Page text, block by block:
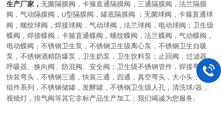
生产厂家，无菌隔膜阀 ，卡箍直通隔膜阀，三通隔膜阀，法兰隔膜
阀，气动隔膜阀， U型隔膜阀，罐底隔膜阀 ；无菌球阀 ，卡箍直通球
阀，螺纹球阀，焊接球阀，气动球阀，法兰球阀，电动球阀 ；卫生级
蝶阀 ，焊接蝶阀，卡箍直通蝶阀，螺纹蝶阀，法兰蝶阀，气动蝶阀，
电动蝶阀 ；不锈钢卫生泵 ，不锈钢卫生级离心泵，不锈钢卫生自吸
泵，不锈钢酒精防爆泵，卫生奶泵，卫生饮料泵 ； 止回阀，过滤器、
呼吸器、换向阀、防混阀、安全阀 ；卫生级不锈钢管件 ，焊接弯头，
快装弯头，不锈钢三通，快装三通，四通，真空弯头，大小头 ；罐顶
组件系列 ，不锈钢储罐，发酵罐，不锈钢卫生级人孔，清洗球/器，
视镜灯，排气阀等其它非标产品生产加工 ；我们竭诚为您服务.